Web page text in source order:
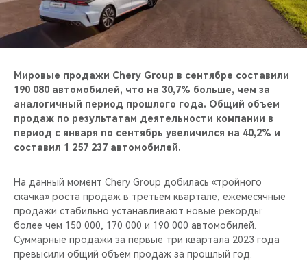
CHERY И СПОРТ
НАШИ МЕРОПРИЯТИЯ
ВИДЕООБЗОРЫ
CHERY ДЛЯ ДЕТЕЙ
Мировые продажи Chery Group в сентябре составили
190 080 автомобилей, что на 30,7% больше, чем за
аналогичный период прошлого года. Общий объем
продаж по результатам деятельности компании в
период с января по сентябрь увеличился на 40,2% и
составил 1 257 237 автомобилей.
На данный момент Chery Group добилась «тройного
скачка» роста продаж в третьем квартале, ежемесячные
продажи стабильно устанавливают новые рекорды:
более чем 150 000, 170 000 и 190 000 автомобилей.
Суммарные продажи за первые три квартала 2023 года
превысили общий объем продаж за прошлый год.